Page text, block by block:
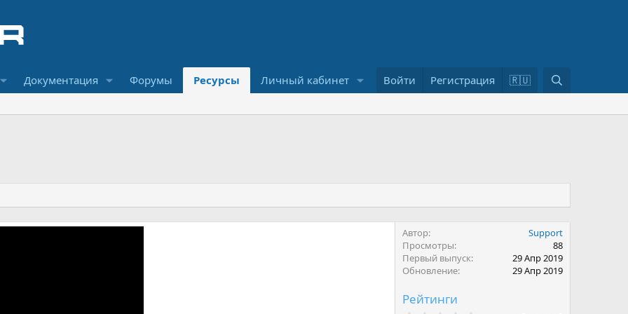
Документация Форумы Ресурсы Личный кабинет Войти Регистрация 🇷🇺
о
Автор
Support
Просмотры
88
Первый выпуск
29 Апр 2019
Обновление
29 Апр 2019
Рейтинги